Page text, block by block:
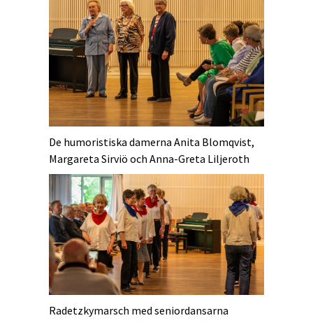
De humoristiska damerna Anita Blomqvist,
Margareta Sirviö och Anna-Greta Liljeroth
Radetzkymarsch med seniordansarna